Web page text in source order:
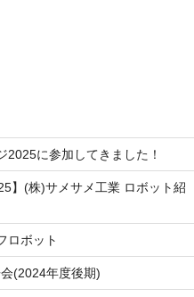
2025に参加してきました！
】(株)サメサメ工業 ロボット紹
ロボット
(2024年度後期)